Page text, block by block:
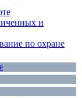
и
по охране